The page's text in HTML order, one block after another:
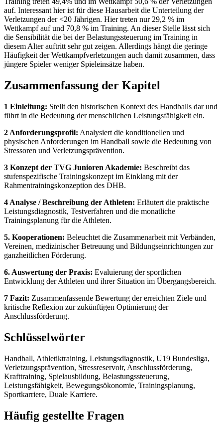
auf. Interessant hier ist für diese Hausarbeit die Unterteilung der
Verletzungen der <20 Jährigen. Hier treten nur 29,2 % im
Wettkampf auf und 70,8 % im Training. An dieser Stelle lässt sich
die Sensibilität die bei der Belastungssteuerung im Training in
diesem Alter auftritt sehr gut zeigen. Allerdings hängt die geringe
Häufigkeit der Wettkampfverletzungen auch damit zusammen, dass
jüngere Spieler weniger Spieleinsätze haben.
Zusammenfassung der Kapitel
1 Einleitung: Stellt den historischen Kontext des Handballs dar und
führt in die Bedeutung der menschlichen Leistungsfähigkeit ein.
2 Anforderungsprofil: Analysiert die konditionellen und
physischen Anforderungen im Handball sowie die Bedeutung von
Stressoren und Verletzungsprävention.
3 Konzept der TVG Junioren Akademie: Beschreibt das
stufenspezifische Trainingskonzept im Einklang mit der
Rahmentrainingskonzeption des DHB.
4 Analyse / Beschreibung der Athleten: Erläutert die praktische
Leistungsdiagnostik, Testverfahren und die monatliche
Trainingsplanung für die Athleten.
5. Kooperationen: Beleuchtet die Zusammenarbeit mit Verbänden,
Vereinen, medizinischer Betreuung und Bildungseinrichtungen zur
ganzheitlichen Förderung.
6. Auswertung der Praxis: Evaluierung der sportlichen
Entwicklung der Athleten und ihrer Situation im Übergangsbereich.
7 Fazit: Zusammenfassende Bewertung der erreichten Ziele und
kritische Reflexion zur zukünftigen Optimierung der
Anschlussförderung.
Schlüsselwörter
Handball, Athletiktraining, Leistungsdiagnostik, U19 Bundesliga,
Verletzungsprävention, Stressreservoir, Anschlussförderung,
Krafttraining, Spielausbildung, Belastungssteuerung,
Leistungsfähigkeit, Bewegungsökonomie, Trainingsplanung,
Sportkarriere, Duale Karriere.
Häufig gestellte Fragen